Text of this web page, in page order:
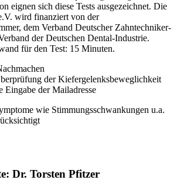
eignen sich diese Tests ausgezeichnet. Die
wird finanziert von der
dem Verband Deutscher Zahntechniker-
der Deutschen Dental-Industrie.
für den Test: 15 Minuten.
der Kiefergelenksbeweglichkeit
Eingabe der Mailadresse
wie Stimmungsschwankungen u.a.
Dr. Torsten Pfitzer